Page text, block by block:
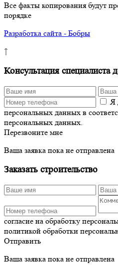
Все факты копирования будут
порядке
Разработка сайта - Бобры
↑
Консультация специалиста
Я
персональных данных в
персональных данных.
Перезвоните мне
Ваша заявка пока не отправлена
Заказать строительство
согласие на обработку
политикой обработки
Отправить
Ваша заявка пока не отправлена